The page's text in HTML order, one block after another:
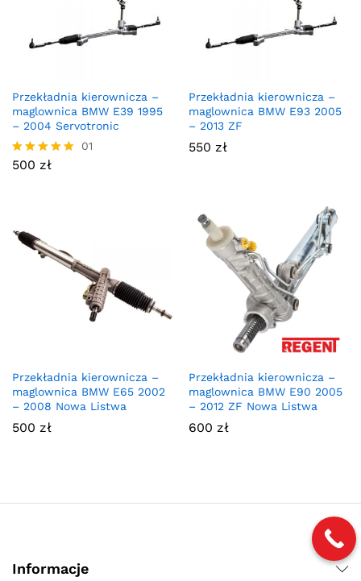
Przekładnia kierownicza –
maglownica BMW E39 1995
– 2004 Servotronic
Oceniono
01
500 zł
Przekładnia kierownicza –
maglownica BMW E93 2005
– 2013 ZF
550 zł
Przekładnia kierownicza –
maglownica BMW E65 2002
– 2008 Nowa Listwa
500 zł
Przekładnia kierownicza –
maglownica BMW E90 2005
– 2012 ZF Nowa Listwa
600 zł
Informacje